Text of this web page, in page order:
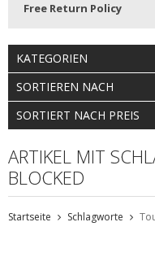
Free Return Policy
KATEGORIEN
SORTIEREN NACH
SORTIERT NACH PREIS
ARTIKEL MIT
BLOCKED
Startseite Schlagworte